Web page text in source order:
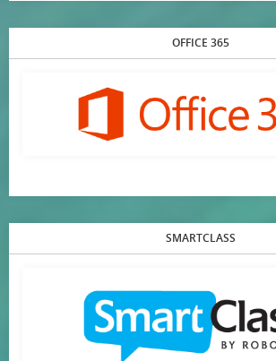
OFFICE 365
SMARTCLASS